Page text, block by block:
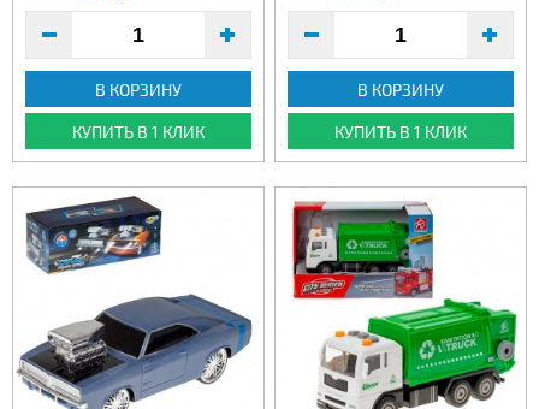
В КОРЗИНУ
КУПИТЬ В 1 КЛИК
В КОРЗИНУ
КУПИТЬ В 1 КЛИК